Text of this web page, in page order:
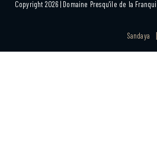
Copyright 2026 | Domaine Presqu'ile de la
Sandaya